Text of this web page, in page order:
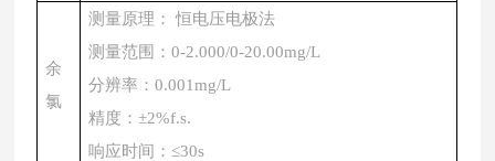
余
氯
测量原理：
恒电压电极法
测量范围：0-2.000/0-20.00mg/L
分辨率：0.001mg/L
精度：±2%f.s.
响应时间 ： ≤30s